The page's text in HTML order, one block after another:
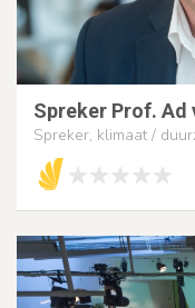
Spreker Prof. Ad
Spreker, klimaat /